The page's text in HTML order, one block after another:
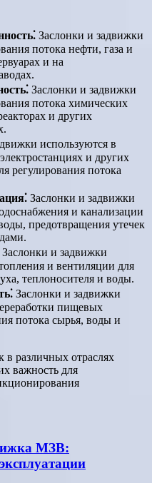
Заслонки и задвижки
потока нефти, газа и
и на
Заслонки и задвижки
потока химических
и других
используются в
и других
регулирования потока
Заслонки и задвижки
и канализации
предотвращения утечек
Заслонки и задвижки
и вентиляции для
теплоносителя и воды.
Заслонки и задвижки
пищевых
потока сырья, воды и
в различных отраслях
важность для
МЗВ: